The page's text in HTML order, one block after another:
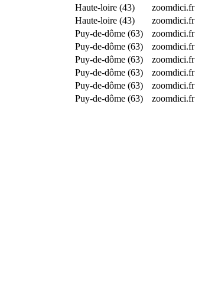
Haute-loire (43)
zoomdici.fr
Haute-loire (43)
zoomdici.fr
Puy-de-dôme (63)
zoomdici.fr
Puy-de-dôme (63)
zoomdici.fr
Puy-de-dôme (63)
zoomdici.fr
Puy-de-dôme (63)
zoomdici.fr
Puy-de-dôme (63)
zoomdici.fr
Puy-de-dôme (63) zoomdici.fr